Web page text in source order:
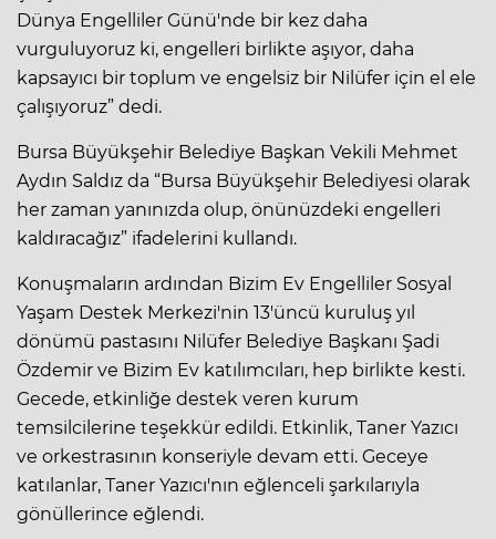
Dünya Engelliler Günü'nde bir kez daha
vurguluyoruz ki, engelleri birlikte aşıyor, daha
kapsayıcı bir toplum ve engelsiz bir Nilüfer için el ele
çalışıyoruz” dedi.
Bursa Büyükşehir Belediye Başkan Vekili Mehmet
Aydın Saldız da “Bursa Büyükşehir Belediyesi olarak
her zaman yanınızda olup, önünüzdeki engelleri
kaldıracağız” ifadelerini kullandı.
Konuşmaların ardından Bizim Ev Engelliler Sosyal
Yaşam Destek Merkezi'nin 13'üncü kuruluş yıl
dönümü pastasını Nilüfer Belediye Başkanı Şadi
Özdemir ve Bizim Ev katılımcıları, hep birlikte kesti.
Gecede, etkinliğe destek veren kurum
temsilcilerine teşekkür edildi. Etkinlik, Taner Yazıcı
ve orkestrasının konseriyle devam etti. Geceye
katılanlar, Taner Yazıcı'nın eğlenceli şarkılarıyla
gönüllerince eğlendi.